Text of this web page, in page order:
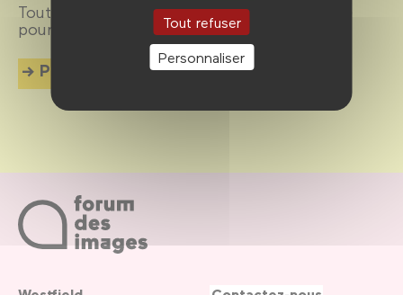
Tout refuser
Personnaliser
Tout sur la comédie romantique, ou
pour les intimes.
Plus d'info